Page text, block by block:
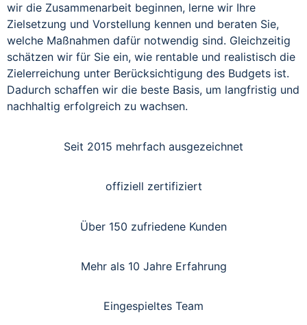
wir die Zusammenarbeit beginnen, lerne wir Ihre
Zielsetzung und Vorstellung kennen und beraten Sie,
welche Maßnahmen dafür notwendig sind. Gleichzeitig
schätzen wir für Sie ein, wie rentable und realistisch die
Zielerreichung unter Berücksichtigung des Budgets ist.
Dadurch schaffen wir die beste Basis, um langfristig und
nachhaltig erfolgreich zu wachsen.
Seit 2015 mehrfach ausgezeichnet
offiziell zertifiziert
Über 150 zufriedene Kunden
Mehr als 10 Jahre Erfahrung
Eingespieltes Team